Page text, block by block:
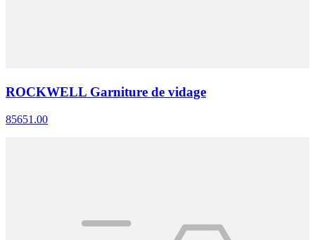
ROCKWELL Garniture de vidage
85651.00